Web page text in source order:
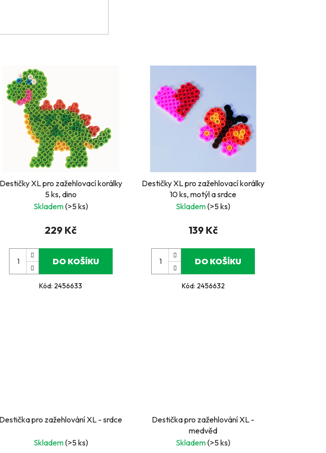
Destičky XL pro zažehlovací korálky
5 ks, dino
Skladem(>5 ks)
229 Kč
DO KOŠÍKU
Kód: 2456633
Destičky XL pro zažehlovací korálky
10 ks, motýl a srdce
Skladem(>5 ks)
139 Kč
DO KOŠÍKU
Kód: 2456632
Destička pro zažehlování XL - srdce
Skladem(>5 ks)
Destička pro zažehlování XL -
medvěd
Skladem(>5 ks)